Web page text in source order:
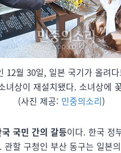
12월 30일, 일본 국기가 올려
녀상이 재설치됐다. 소녀상에
(사진 제공: 민중의소리)
국민 간의 갈등이다. 한국 정
할 구청인 부산 동구는 일본